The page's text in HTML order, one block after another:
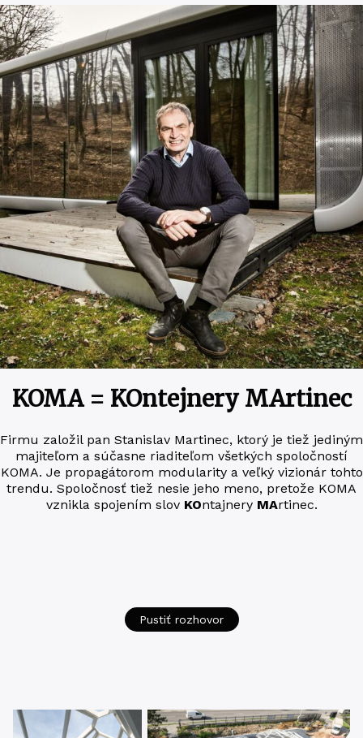
KOMA = KOntejnery MArtinec
Fir­mu zalo­žil pan Sta­ni­slav Mar­ti­nec, kto­rý je tiež jedi­ným
maji­te­ľom a súčas­ne riadi­te­ľom všetkých spo­loč­nos­tí
KOMA. Je pro­pa­gá­torom modu­la­ri­ty a veľ­ký vizi­o­nár tohto
trendu. Spo­loč­nosť tiež nesie jeho me­no, pre­to­že KOMA
vznik­la spo­je­ním slov KOn­taj­ne­ry MArtinec.
Pustiť rozhovor